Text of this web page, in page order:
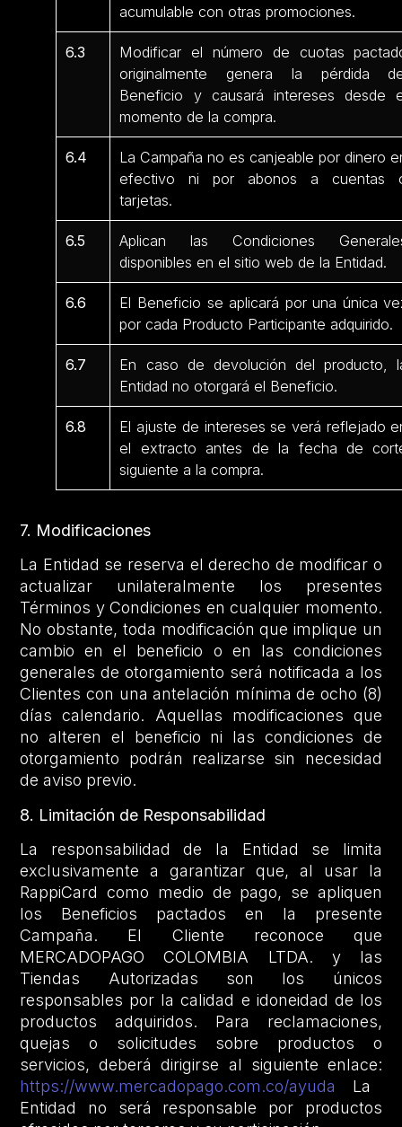
acumulable con otras promociones.
6.3
Modificar el número de cuotas
originalmente genera la pérdida
Beneficio y causará intereses desde
momento de la compra.
6.4
La Campaña no es canjeable por dinero
efectivo ni por abonos a cuentas
tarjetas.
6.5
Aplican las Condiciones
disponibles en el sitio web de la Entidad.
6.6
El Beneficio se aplicará por una única
por cada Producto Participante adquirido.
6.7
En caso de devolución del producto,
Entidad no otorgará el Beneficio.
6.8
El ajuste de intereses se verá reflejado
el extracto antes de la fecha de
siguiente a la compra.
7. Modificaciones
La Entidad se reserva el derecho de modificar o
actualizar unilateralmente los presentes
Términos y Condiciones en cualquier momento.
No obstante, toda modificación que implique un
cambio en el beneficio o en las condiciones
generales de otorgamiento será notificada a los
Clientes con una antelación mínima de ocho (8)
días calendario. Aquellas modificaciones que
no alteren el beneficio ni las condiciones de
otorgamiento podrán realizarse sin necesidad
de aviso previo.
8. Limitación de Responsabilidad
La responsabilidad de la Entidad se limita
exclusivamente a garantizar que, al usar la
RappiCard como medio de pago, se apliquen
los Beneficios pactados en la presente
Campaña. El Cliente reconoce que
MERCADOPAGO COLOMBIA LTDA. y las
Tiendas Autorizadas son los únicos
responsables por la calidad e idoneidad de los
productos adquiridos. Para reclamaciones,
quejas o solicitudes sobre productos o
servicios, deberá dirigirse al siguiente enlace:
https://www.mercadopago.com.co/ayuda
La
Entidad no será responsable por productos